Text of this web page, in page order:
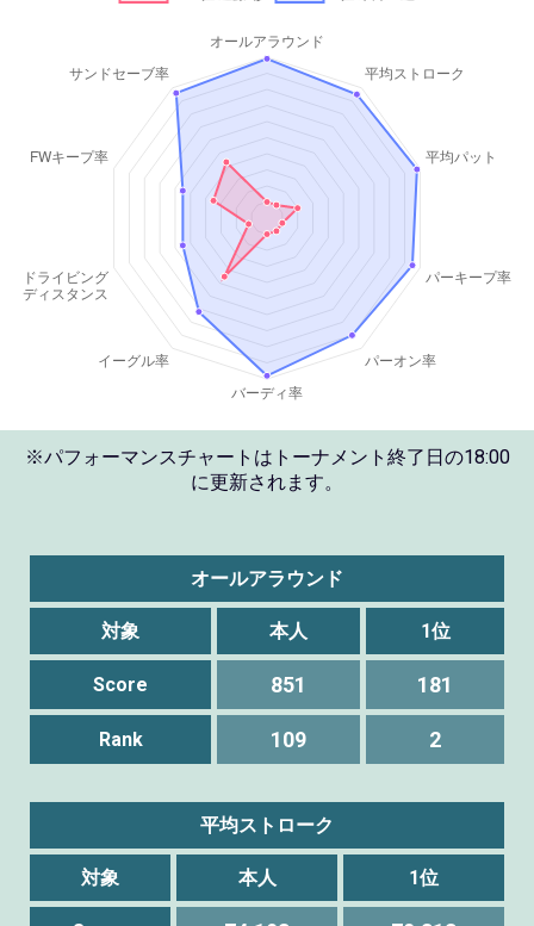
※パフォーマンスチャートはトーナメント終了日の18:00
に更新されます。
オールアラウンド
対象 本人 1位
Score 851 181
Rank 109 2
平均ストローク
対象 本人 1位